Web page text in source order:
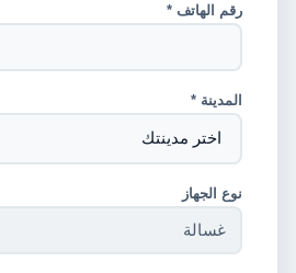
رقم الهاتف *
المدينة *
نوع الجهاز